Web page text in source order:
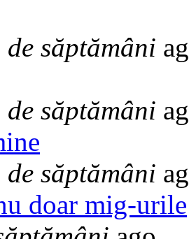
săptămâni
săptămâni
săptămâni
doar mig-urile